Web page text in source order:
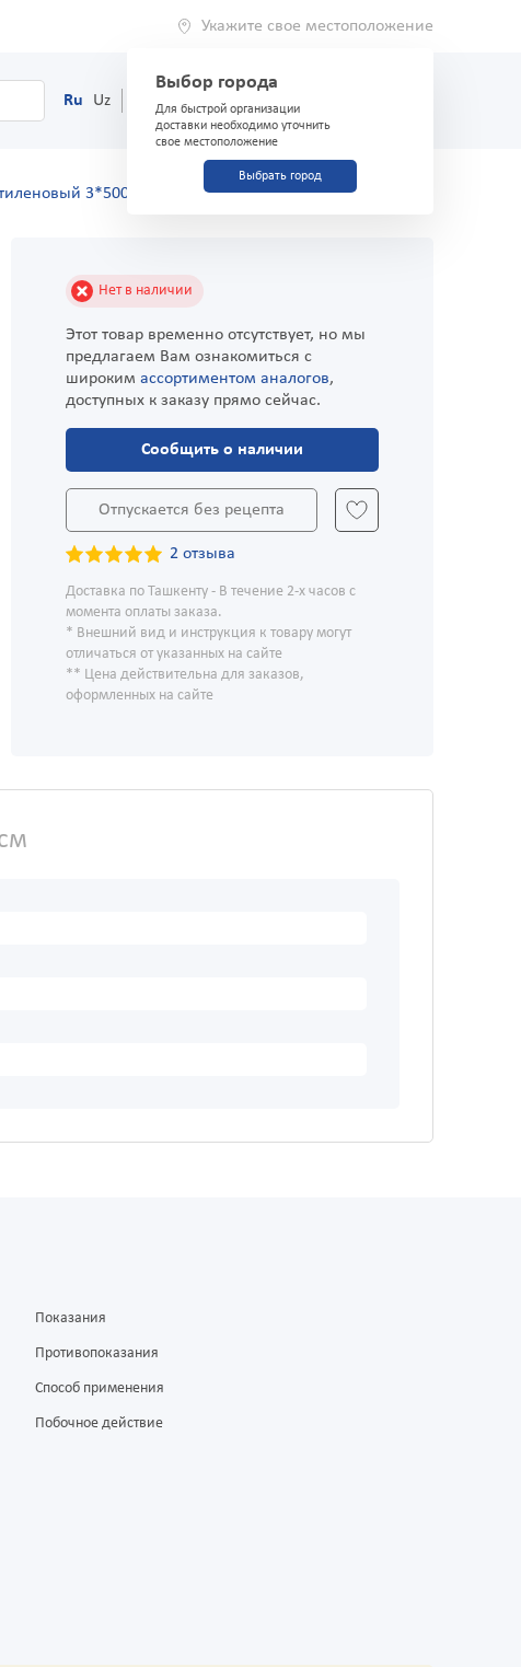
Укажите свое местоположение
Выбор города
Для быстрой организации
доставки необходимо уточнить
свое местоположение
Выбрать город
Ru Uz (71) 200-03-03
3*500см
Нет в наличии
Этот товар временно отсутствует, но мы
предлагаем Вам ознакомиться с
широким ассортиментом аналогов,
доступных к заказу прямо сейчас.
Сообщить о наличии
Отпускается без рецепта
2 отзыва
Доставка по Ташкенту - В течение 2-х часов с
момента оплаты заказа.
* Внешний вид и инструкция к товару могут
отличаться от указанных на сайте
** Цена действительна для заказов,
оформленных на сайте
Показания
Противопоказания
Способ применения
Побочное действие